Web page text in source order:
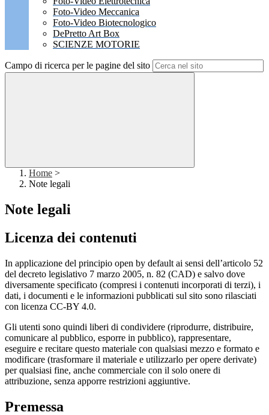
Foto-Video Meccanica
Foto-Video Biotecnologico
DePretto Art Box
SCIENZE MOTORIE
Campo di ricerca per le pagine del sito
Home >
Note legali
Note legali
Licenza dei contenuti
In applicazione del principio open by default ai sensi dell’articolo 52
del decreto legislativo 7 marzo 2005, n. 82 (CAD) e salvo dove
diversamente specificato (compresi i contenuti incorporati di terzi), i
dati, i documenti e le informazioni pubblicati sul sito sono rilasciati
con licenza CC-BY 4.0.
Gli utenti sono quindi liberi di condividere (riprodurre, distribuire,
comunicare al pubblico, esporre in pubblico), rappresentare,
eseguire e recitare questo materiale con qualsiasi mezzo e formato e
modificare (trasformare il materiale e utilizzarlo per opere derivate)
per qualsiasi fine, anche commerciale con il solo onere di
attribuzione, senza apporre restrizioni aggiuntive.
Premessa